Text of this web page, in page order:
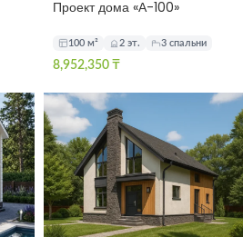
Проект дома «А-100»
100 м² 2 эт. 3 спальни
8,952,350 ₸